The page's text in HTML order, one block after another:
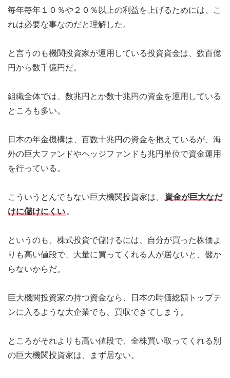
毎年毎年１０％や２０％以上の利益を上げるためには、こ
れは必要な事なのだと理解した。
と言うのも機関投資家が運用している投資資金は、数百億
円から数千億円だ。
組織全体では、数兆円とか数十兆円の資金を運用している
ところも多い。
日本の年金機構は、百数十兆円の資金を抱えているが、海
外の巨大ファンドやヘッジファンドも兆円単位で資金運用
を行っている。
こういうとんでもない巨大機関投資家は、
資金が巨大なだ
けに儲けにくい 。
というのも、株式投資で儲けるには、自分が買った株価よ
りも高い値段で、大量に買ってくれる人が居ないと、儲か
らないからだ。
巨大機関投資家の持つ資金なら、日本の時価総額トップテ
ンに入るような大企業でも、買収できてしまう。
ところがそれよりも高い値段で、全株買い取ってくれる別
の巨大機関投資家は、まず居ない。